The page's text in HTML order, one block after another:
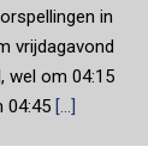
in
vrijdagavond
wel om 04:15
04:45[...]